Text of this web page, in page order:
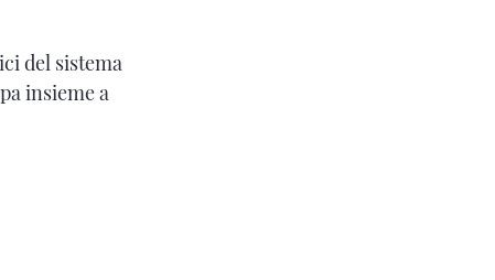
del sistema
insieme a